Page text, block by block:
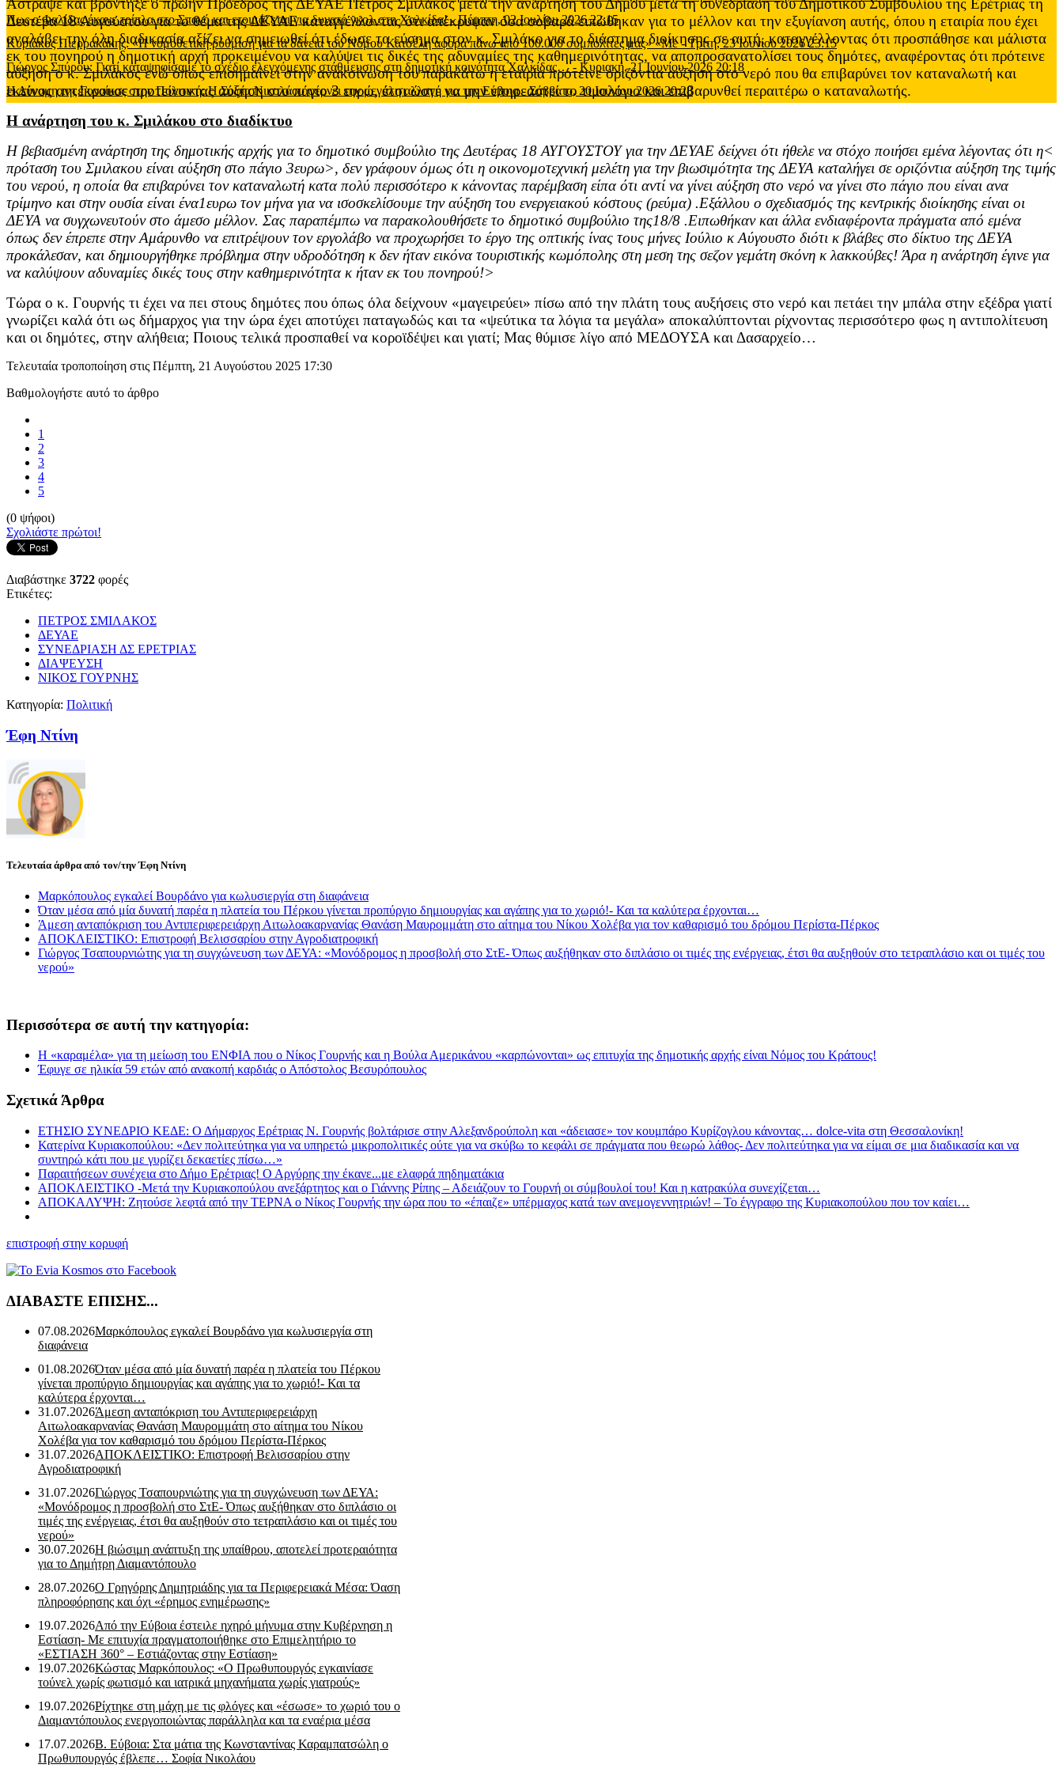
Πως ο Φαλίδας έκανε τρίπλα στο Σπανό και ετοιμάζεται για δυνατό γκολ στη Χαλκίδα!-Πέμπτη, 02 Ιουλίου 2026 22:15
Κυριάκος Πιερρακάκης: «Η νομοθετική ρύθμιση για τα δάνεια του Νόμου Κατσέλη αφορά πάνω από 100.000 συμπολίτες μας» «Με-Τρίτη, 23 Ιουνίου 2026 23:15
Γιώργος Σπύρου: Γιατί καταψηφίσαμε το σχέδιο ελεγχόμενης στάθμευσης στη δημοτική κοινότητα Χαλκίδας…- Κυριακή, 21 Ιουνίου 2026 20:18
Η Δύναμη της Γυναίκας στην Πολιτική: Η Σοφία Νικολάου φέρνει την μεγάλη αλλαγή για την Εύβοια-Σάββατο, 20 Ιουνίου 2026 20:28
Άστραψε και βρόντηξε ο πρώην Πρόεδρος της ΔΕΥΑΕ Πέτρος Σμιλάκος μετά την ανάρτηση του Δήμου μετα τη συνεδρίαση του Δημοτικού Συμβουλίου της Ερέτριας τη
Δευτέρα 18 Αυγούστου για το θέμα της ΔΕΥΑΕ καταγγέλλοντας ότι απέκρυψαν όσα σοβαρά ειπώθηκαν για το μέλλον και την εξυγίανση αυτής, όπου η εταιρία που έχει
αναλάβει την όλη διαδικασία αξίζει να σημειωθεί ότι έδωσε τα εύσημα στον κ. Σμιλάκο για το διάστημα διοίκησης σε αυτή, καταγγέλλοντας ότι προσπάθησε και μάλιστα
εκ του πονηρού η δημοτική αρχή προκειμένου να καλύψει τις δικές της αδυναμίες της καθημερινότητας, να αποπροσανατολίσει τους δημότες, αναφέροντας ότι πρότεινε
αύξηση ο κ. Σμιλάκος ενώ όπως επισημαίνει στην ανακοίνωση του παρακάτω η εταιρία πρότεινε οριζόντια αύξηση στο νερό που θα επιβαρύνει τον καταναλωτή και
εκείνος αντέκρουσε προτείνοντας αύξηση στο πάγιο 3 ευρώ, έτσι ώστε να μην επηρεαστεί το τιμολόγιο και επιβαρυνθεί περαιτέρω ο καταναλωτής.
Η ανάρτηση του κ. Σμιλάκου στο διαδίκτυο
Η βεβιασμένη ανάρτηση της δημοτικής αρχής για το δημοτικό συμβούλιο της Δευτέρας 18 ΑΥΓΟΥΣΤΟΥ για την ΔΕΥΑΕ δείχνει ότι ήθελε να στόχο ποιήσει εμένα λέγοντας ότι η<
πρόταση του Σμιλακου είναι αύξηση στο πάγιο 3ευρω>, δεν γράφουν όμως ότι η οικονομοτεχνική μελέτη για την βιωσιμότητα της ΔΕΥΑ καταλήγει σε οριζόντια αύξηση της τιμής
του νερού, η οποία θα επιβαρύνει τον καταναλωτή κατα πολύ περισσότερο κ κάνοντας παρέμβαση είπα ότι αντί να γίνει αύξηση στο νερό να γίνει στο πάγιο που είναι ανα
τρίμηνο και στην ουσία είναι ένα1ευρω τον μήνα για να ισοσκελίσουμε την αύξηση του ενεργειακού κόστους (ρεύμα) .Εξάλλου ο σχεδιασμός της κεντρικής διοίκησης είναι οι
ΔΕΥΑ να συγχωνευτούν στο άμεσο μέλλον. Σας παραπέμπω να παρακολουθήσετε το δημοτικό συμβούλιο της18/8 .Ειπωθήκαν και άλλα ενδιαφέροντα πράγματα από εμένα
όπως δεν έπρεπε στην Αμάρυνθο να επιτρέψουν τον εργολάβο να προχωρήσει το έργο της οπτικής ίνας τους μήνες Ιούλιο κ Αύγουστο διότι κ βλάβες στο δίκτυο της ΔΕΥΑ
προκάλεσαν, και δημιουργήθηκε πρόβλημα στην υδροδότηση κ δεν ήταν εικόνα τουριστικής κωμόπολης στη μεση της σεζον γεμάτη σκόνη κ λακκούβες! Άρα η ανάρτηση έγινε για
να καλύψουν αδυναμίες δικές τους στην καθημερινότητα κ ήταν εκ του πονηρού!>
Τώρα ο κ. Γουρνής τι έχει να πει στους δημότες που όπως όλα δείχνουν «μαγειρεύει» πίσω από την πλάτη τους αυξήσεις στο νερό και πετάει την μπάλα στην εξέδρα γιατί
γνωρίζει καλά ότι ως δήμαρχος για την ώρα έχει αποτύχει παταγωδώς και τα «ψεύτικα τα λόγια τα μεγάλα» αποκαλύπτονται ρίχνοντας περισσότερο φως η αντιπολίτευση
και οι δημότες, στην αλήθεια; Ποιους τελικά προσπαθεί να κοροϊδέψει και γιατί; Μας θύμισε λίγο από ΜΕΔΟΥΣΑ και Δασαρχείο…
Τελευταία τροποποίηση στις Πέμπτη, 21 Αυγούστου 2025 17:30
Βαθμολογήστε αυτό το άρθρο
1
2
3
4
5
(0 ψήφοι)
Σχολιάστε πρώτοι!
Διαβάστηκε 3722 φορές
Ετικέτες:
ΠΕΤΡΟΣ ΣΜΙΛΑΚΟΣ
ΔΕΥΑΕ
ΣΥΝΕΔΡΙΑΣΗ ΔΣ ΕΡΕΤΡΙΑΣ
ΔΙΑΨΕΥΣΗ
ΝΙΚΟΣ ΓΟΥΡΝΗΣ
Κατηγορία: Πολιτική
Έφη Ντίνη
Τελευταία άρθρα από τον/την Έφη Ντίνη
Μαρκόπουλος εγκαλεί Βουρδάνο για κωλυσιεργία στη διαφάνεια
Όταν μέσα από μία δυνατή παρέα η πλατεία του Πέρκου γίνεται προπύργιο δημιουργίας και αγάπης για το χωριό!- Και τα καλύτερα έρχονται…
Άμεση ανταπόκριση του Αντιπεριφερειάρχη Αιτωλοακαρνανίας Θανάση Μαυρομμάτη στο αίτημα του Νίκου Χολέβα για τον καθαρισμό του δρόμου Περίστα-Πέρκος
ΑΠΟΚΛΕΙΣΤΙΚΟ: Επιστροφή Βελισσαρίου στην Αγροδιατροφική
Γιώργος Τσαπουρνιώτης για τη συγχώνευση των ΔΕΥΑ: «Μονόδρομος η προσβολή στο ΣτΕ- Όπως αυξήθηκαν στο διπλάσιο οι τιμές της ενέργειας, έτσι θα αυξηθούν στο τετραπλάσιο και οι τιμές του
νερού»
Περισσότερα σε αυτή την κατηγορία:
Η «καραμέλα» για τη μείωση του ΕΝΦΙΑ που ο Νίκος Γουρνής και η Βούλα Αμερικάνου «καρπώνονται» ως επιτυχία της δημοτικής αρχής είναι Νόμος του Κράτους!
Έφυγε σε ηλικία 59 ετών από ανακοπή καρδιάς ο Απόστολος Βεσυρόπουλος
Σχετικά Άρθρα
ΕΤΗΣΙΟ ΣΥΝΕΔΡΙΟ ΚΕΔΕ: Ο Δήμαρχος Ερέτριας Ν. Γουρνής βολτάρισε στην Αλεξανδρούπολη και «άδειασε» τον κουμπάρο Κυρίζογλου κάνοντας… dolce-vita στη Θεσσαλονίκη!
Κατερίνα Κυριακοπούλου: «Δεν πολιτεύτηκα για να υπηρετώ μικροπολιτικές ούτε για να σκύβω το κεφάλι σε πράγματα που θεωρώ λάθος- Δεν πολιτεύτηκα για να είμαι σε μια διαδικασία και να
συντηρώ κάτι που με γυρίζει δεκαετίες πίσω…»
Παραιτήσεων συνέχεια στο Δήμο Ερέτριας! Ο Αργύρης την έκανε...με ελαφρά πηδηματάκια
ΑΠΟΚΛΕΙΣΤΙΚΟ -Μετά την Κυριακοπούλου ανεξάρτητος και ο Γιάννης Ρίπης – Αδειάζουν το Γουρνή οι σύμβουλοί του! Και η κατρακύλα συνεχίζεται…
ΑΠΟΚΑΛΥΨΗ: Ζητούσε λεφτά από την ΤΕΡΝΑ ο Νίκος Γουρνής την ώρα που το «έπαιζε» υπέρμαχος κατά των ανεμογεννητριών! – Το έγγραφο της Κυριακοπούλου που τον καίει…
επιστροφή στην κορυφή
ΔΙΑΒΑΣΤΕ ΕΠΙΣΗΣ...
07.08.2026Μαρκόπουλος εγκαλεί Βουρδάνο για κωλυσιεργία στη
διαφάνεια
01.08.2026Όταν μέσα από μία δυνατή παρέα η πλατεία του Πέρκου
γίνεται προπύργιο δημιουργίας και αγάπης για το χωριό!- Και τα
καλύτερα έρχονται…
31.07.2026Άμεση ανταπόκριση του Αντιπεριφερειάρχη
Αιτωλοακαρνανίας Θανάση Μαυρομμάτη στο αίτημα του Νίκου
Χολέβα για τον καθαρισμό του δρόμου Περίστα-Πέρκος
31.07.2026ΑΠΟΚΛΕΙΣΤΙΚΟ: Επιστροφή Βελισσαρίου στην
Αγροδιατροφική
31.07.2026Γιώργος Τσαπουρνιώτης για τη συγχώνευση των ΔΕΥΑ:
«Μονόδρομος η προσβολή στο ΣτΕ- Όπως αυξήθηκαν στο διπλάσιο οι
τιμές της ενέργειας, έτσι θα αυξηθούν στο τετραπλάσιο και οι τιμές του
νερού»
30.07.2026Η βιώσιμη ανάπτυξη της υπαίθρου, αποτελεί προτεραιότητα
για το Δημήτρη Διαμαντόπουλο
28.07.2026Ο Γρηγόρης Δημητριάδης για τα Περιφερειακά Μέσα: Όαση
πληροφόρησης και όχι «έρημος ενημέρωσης»
19.07.2026Από την Εύβοια έστειλε ηχηρό μήνυμα στην Κυβέρνηση η
Εστίαση- Με επιτυχία πραγματοποιήθηκε στο Επιμελητήριο το
«ΕΣΤΙΑΣΗ 360° – Εστιάζοντας στην Εστίαση»
19.07.2026Κώστας Μαρκόπουλος: «Ο Πρωθυπουργός εγκαινίασε
τούνελ χωρίς φωτισμό και ιατρικά μηχανήματα χωρίς γιατρούς»
19.07.2026Ρίχτηκε στη μάχη με τις φλόγες και «έσωσε» το χωριό του ο
Διαμαντόπουλος ενεργοποιώντας παράλληλα και τα εναέρια μέσα
17.07.2026Β. Εύβοια: Στα μάτια της Κωνσταντίνας Καραμπατσώλη ο
Πρωθυπουργός έβλεπε… Σοφία Νικολάου